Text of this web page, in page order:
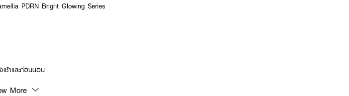
PDRN Bright Glowing Series
เช้าและก่อนนอน
More